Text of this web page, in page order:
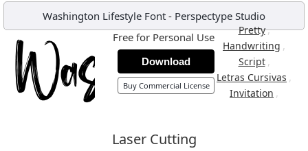
Washington Lifestyle Font - Perspectype Studio
Pretty,
Handwriting ,
Script ,
Letras Cursivas ,
Invitation ,
Free for Personal Use
Download
Buy Commercial License
Laser Cutting